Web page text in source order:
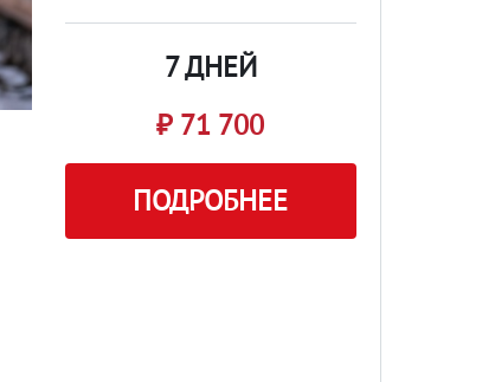
7 ДНЕЙ
₽ 71 700
ПОДРОБНЕЕ